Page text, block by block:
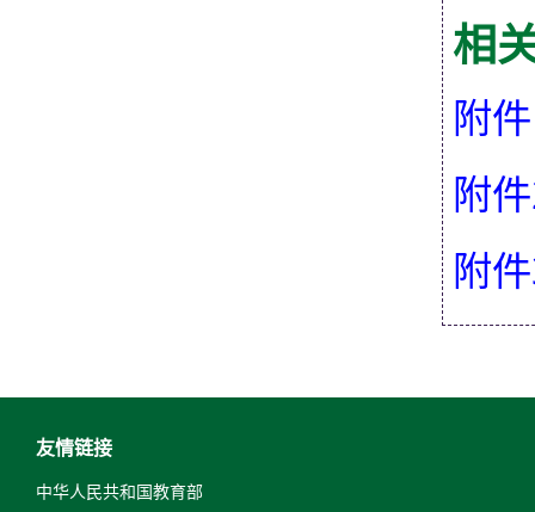
相
附
附
附
友情链接
中华人民共和国教育部